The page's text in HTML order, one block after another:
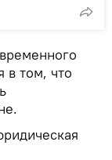
в том, что